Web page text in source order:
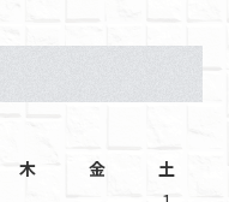
木 金
土